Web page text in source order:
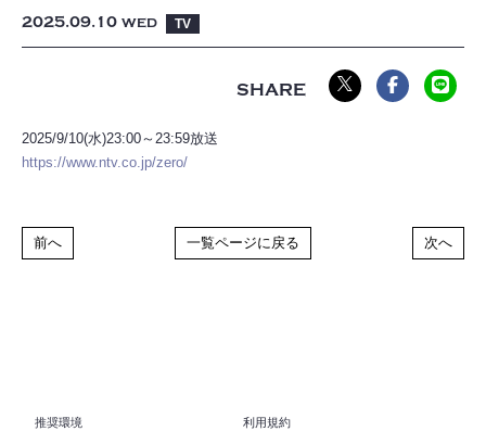
2025 09 10 WED TV
2025/9/10(水)23:00～23:59放送
https://www.ntv.co.jp/zero/
前へ 一覧ページに戻る 次へ
推奨環境 利用規約